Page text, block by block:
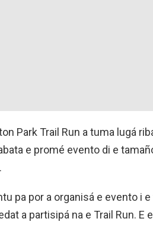
Park Trail Run a tuma lugá
e promé evento di e
pa por a organisá e evento i
a partisipá na e Trail Run. E